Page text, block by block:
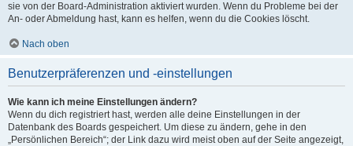
sie von der Board-Administration aktiviert wurden. Wenn du Probleme bei der
An- oder Abmeldung hast, kann es helfen, wenn du die Cookies löscht.
Nach oben
Benutzerpräferenzen und -einstellungen
Wie kann ich meine Einstellungen ändern?
Wenn du dich registriert hast, werden alle deine Einstellungen in der
Datenbank des Boards gespeichert. Um diese zu ändern, gehe in den
„Persönlichen Bereich“; der Link dazu wird meist oben auf der Seite angezeigt,